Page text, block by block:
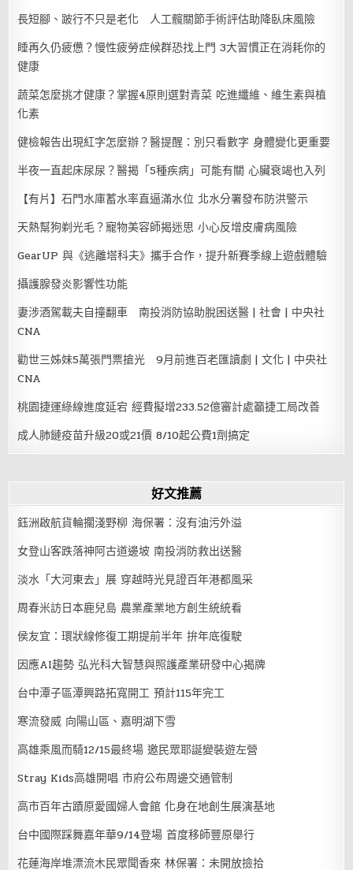
長短腳、跛行不只是老化 人工髖關節手術評估助降臥床風險
睡再久仍疲憊？慢性疲勞症候群恐找上門 3大習慣正在消耗你的
健康
蔬菜怎麼挑才健康？掌握4原則選對青菜 吃進纖維、維生素與植
化素
健檢報告出現紅字怎麼辦？醫提醒：別只看數字 身體變化更重要
半夜一直起床尿尿？醫揭「5種疾病」可能有關 心臟衰竭也入列
【有片】石門水庫蓄水率直逼滿水位 北水分署發布防洪警示
天熱幫狗剃光毛？寵物美容師揭迷思 小心反增皮膚病風險
GearUP 與《逃離塔科夫》攜手合作，提升新賽季線上遊戲體驗
攝護腺發炎影響性功能
妻涉酒駕載夫自撞翻車 南投消防協助脫困送醫 | 社會 | 中央社
CNA
勸世三姊妹5萬張門票搶光 9月前進百老匯讀劇 | 文化 | 中央社
CNA
桃園捷運綠線進度延宕 經費擬增233.52億審計處籲捷工局改善
成人肺鏈疫苗升級20或21價 8/10起公費1劑搞定
好文推薦
鈺洲啟航貨輪擱淺野柳 海保署：沒有油污外溢
女登山客跌落神阿古道邊坡 南投消防救出送醫
淡水「大河東去」展 穿越時光見證百年港都風采
周春米訪日本鹿兒島 農業產業地方創生統統看
侯友宜：環狀線修復工期提前半年 拚年底復駛
因應AI趨勢 弘光科大智慧與照護產業研發中心揭牌
台中潭子區潭興路拓寬開工 預計115年完工
寒流發威 向陽山區、嘉明湖下雪
高雄乘風而騎12/15最終場 邀民眾耶誕變裝遊左營
Stray Kids高雄開唱 市府公布周邊交通管制
高市百年古蹟原愛國婦人會館 化身在地創生展演基地
台中國際踩舞嘉年華9/14登場 首度移師豐原舉行
花蓮海岸堆漂流木民眾聞香來 林保署：未開放撿拾